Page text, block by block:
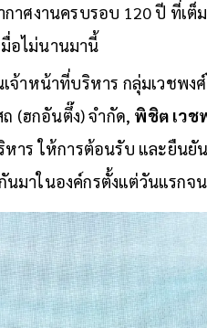
าศงานครบรอบ 120 ปี ที่เ
มื่อไม่นานมานี้
เจ้าหน้าที่บริหาร กลุ่มเวชพง
(ฮกอันตึ๊ง) จำกัด, พิชิต เวช
าร ให้การต้อนรับ และยืนยั
มาในองค์กรตั้งแต่วันแรกจ